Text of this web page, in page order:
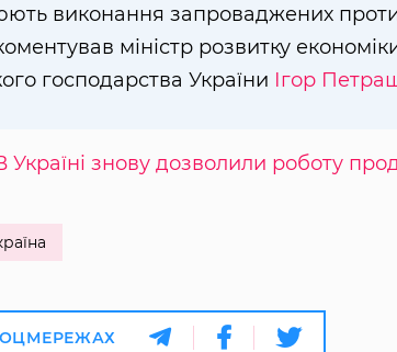
виконання запроваджених
міністр розвитку
господарства України Ігор
Україні знову дозволили роботу